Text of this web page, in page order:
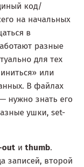
код/
на начальных
в
разные
для тех
или
В файлах
нужно знать его
ушки, set-
out и thumb.
записей, второй